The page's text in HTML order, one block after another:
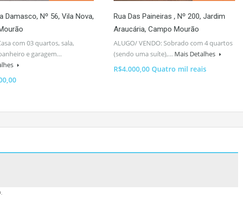
Damasco, Nº 56, Vila Nova,
com 03 quartos, sala,
e garagem…
Rua Das Paineiras , Nº 200, Jardim
Araucária, Campo Mourão
ALUGO/ VENDO: Sobrado com 4 quartos
(sendo uma suíte),… Mais Detalhes
R$4.000,00 Quatro mil reais